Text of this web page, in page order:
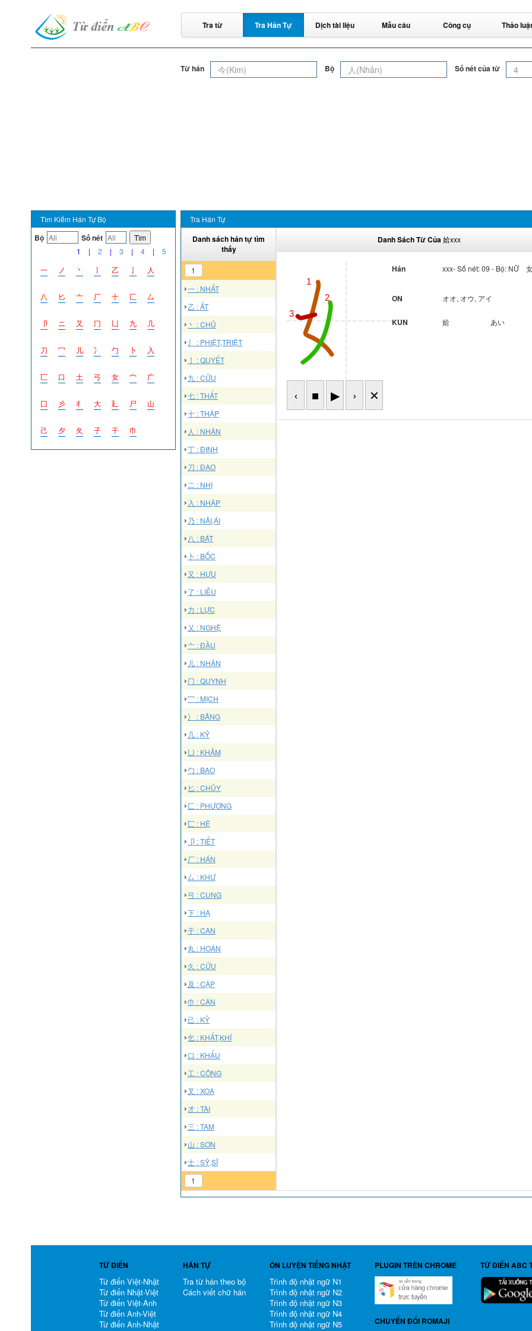
Tra từ Tra Hán Tự Dịch tài liệu Mẫu câu Công cụ Thảo
Từ hán Bộ Số nét của từ
Tìm Kiếm Hán Tự Bộ
Bộ Số nét
Tìm
1
| 2 | 3 | 4 |
5
一
ノ 丶 丨 乙 亅 人
八 匕 亠 厂 十 匚 厶
卩 ニ 又 冂 凵 九 几
刀 冖 儿 冫 勹 卜 入
匸 口 土 弓 女 宀 广
囗 彡 彳 大 廴 尸 山
己 夕 夂 子 干 巾
Tra Hán Tự
Danh sách hán tự tìm
thấy
1
一 : NHẤT
乙 : ẤT
丶 : CHỦ
丿 : PHIỆT,TRIỆT
亅 : QUYẾT
九 : CỬU
七 : THẤT
十 : THẬP
人 : NHÂN
丁 : ĐINH
刀 : ĐAO
二 : NHỊ
入 : NHẬP
乃 : NÃI,ÁI
八 : BÁT
卜 : BỐC
又 : HỰU
了 : LIỄU
力 : LỰC
乂 : NGHỆ
亠 : ĐẦU
儿 : NHÂN
冂 : QUYNH
冖 : MỊCH
冫 : BĂNG
几 : KỶ
凵 : KHẢM
勹 : BAO
匕 : CHỦY
匚 : PHƯƠNG
匸 : HỆ
卩 : TIẾT
厂 : HÁN
厶 : KHƯ
弓 : CUNG
下 : HẠ
干 : CAN
丸 : HOÀN
久 : CỬU
及 : CẬP
巾 : CÂN
己 : KỶ
乞 : KHẤT,KHÍ
口 : KHẨU
工 : CÔNG
叉 : XOA
才 : TÀI
三 : TAM
山 : SƠN
士 : SỸ,SĨ
1
Danh Sách Từ Của姶xxx
1
2
3
‹ ■ ▶ › ✕
Hán xxx- Số nét: 09 - Bộ: NỮ
ON オオ, オウ, アイ
KUN 姶 あい
TỪ ĐIỂN
Từ điển Việt-Nhật
Từ điển Nhật-Việt
Từ điển Việt-Anh
Từ điển Anh-Việt
Từ điển Anh-Nhật
HÁN TỰ
Tra từ hán theo bộ
Cách viết chữ hán
ÔN LUYỆN TIẾNG NHẬT
Trình độ nhật ngữ N1
Trình độ nhật ngữ N2
Trình độ nhật ngữ N3
Trình độ nhật ngữ N4
Trình độ nhật ngữ N5
PLUGIN TRÊN CHROME TỪ ĐIỂN ABC
CHUYỂN ĐỔI ROMAJI